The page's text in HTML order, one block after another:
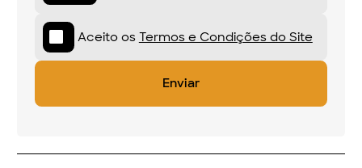
Aceito os Termos e Condições do Site